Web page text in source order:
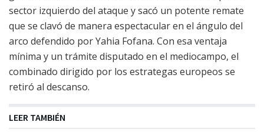
sector izquierdo del ataque y sacó un potente remate
que se clavó de manera espectacular en el ángulo del
arco defendido por Yahia Fofana. Con esa ventaja
mínima y un trámite disputado en el mediocampo, el
combinado dirigido por los estrategas europeos se
retiró al descanso.
LEER TAMBIÉN